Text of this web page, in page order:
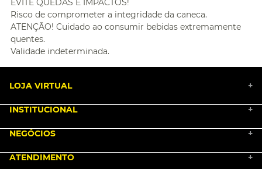
EVITE QUEDAS E IMPACTOS!
Risco de comprometer a integridade da caneca.
ATENÇÃO! Cuidado ao consumir bebidas extremamente
quentes.
Validade indeterminada.
LOJA VIRTUAL +
INSTITUCIONAL +
NEGÓCIOS +
ATENDIMENTO +